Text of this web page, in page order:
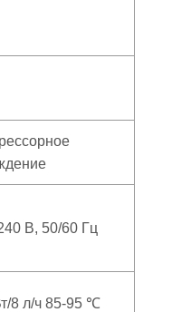
В, 50/60 Гц
8 л/ч 85-95 ℃